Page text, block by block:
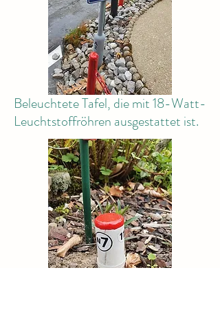
Beleuchtete Tafel, die mit 18-Watt-
Leuchtstoffröhren ausgestattet ist.